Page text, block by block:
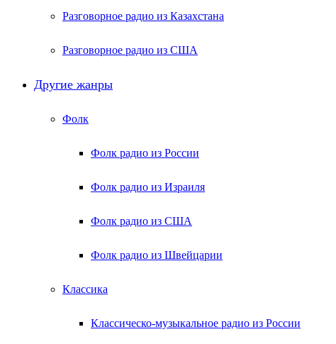
Разговорное радио из Казахстана
Разговорное радио из США
Другие жанры
Фолк
Фолк радио из России
Фолк радио из Израиля
Фолк радио из США
Фолк радио из Швейцарии
Классика
Классическо-музыкальное радио из России